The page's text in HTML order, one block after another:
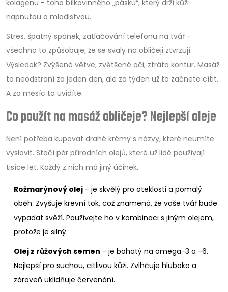
kolagenu - toho bílkovinného „pásku“, který drží kůži
napnutou a mladistvou.
Stres, špatný spánek, zatlačování telefonu na tvář -
všechno to způsobuje, že se svaly na obličeji ztvrzují.
Výsledek? Zvýšené větve, zvětšené oči, ztráta kontur. Masáž
to neodstraní za jeden den, ale za týden už to začnete cítit.
A za měsíc to uvidíte.
Co použít na masáž obličeje? Nejlepší oleje
Není potřeba kupovat drahé krémy s názvy, které neumíte
vyslovit. Stačí pár přírodních olejů, které už lidé používají
tisíce let. Každý z nich má jiný účinek.
Rožmarýnový olej - je skvělý pro oteklosti a pomalý
oběh. Zvyšuje krevní tok, což znamená, že vaše tvář bude
vypadat svěží. Používejte ho v kombinaci s jiným olejem,
protože je silný.
Olej z růžových semen - je bohatý na omega-3 a -6.
Nejlepší pro suchou, citlivou kůži. Zvlhčuje hluboko a
zároveň uklidňuje červenání.